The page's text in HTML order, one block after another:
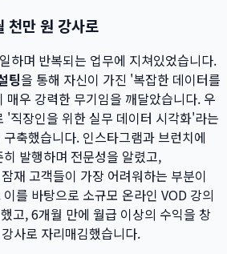
천만 원 강사로
하며 반복되는 업무에 지쳐있었습니다.
팅을 통해 자신이 가진 '복잡한 데이터를
우 강력한 무기임을 깨달았습니다. 우
'직장인을 위한 실무 데이터 시각화'라는
구축했습니다. 인스타그램과 브런치에
발행하며 전문성을 알렸고,
재 고객들이 가장 어려워하는 부분이
를 바탕으로 소규모 온라인 VOD 강의
고, 6개월 만에 월급 이상의 수익을 창
사로 자리매김했습니다.